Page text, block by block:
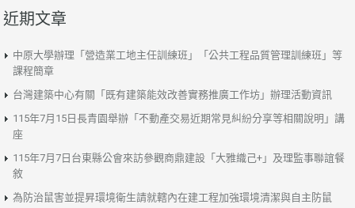
近期文章
中原大學辦理「營造業工地主任訓練班」「公共工程品質管理訓練班」等
課程簡章
台灣建築中心有關「既有建築能效改善實務推廣工作坊」辦理活動資訊
115年7月15日長青園舉辦「不動產交易近期常見糾紛分享等相關說明」講
座
115年7月7日台東縣公會來訪參觀商鼎建設「大雅織己+」及理監事聯誼餐
敘
為防治鼠害並提昇環境衛生請就轄內在建工程加強環境清潔與自主防鼠